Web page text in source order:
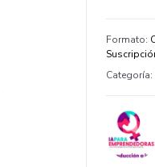
Formato:
Categoría: